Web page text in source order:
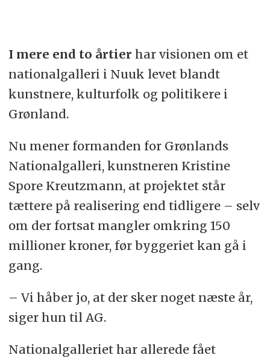
I mere end to årtier har visionen om et
nationalgalleri i Nuuk levet blandt
kunstnere, kulturfolk og politikere i
Grønland.
Nu mener formanden for Grønlands
Nationalgalleri, kunstneren Kristine
Spore Kreutzmann, at projektet står
tættere på realisering end tidligere – selv
om der fortsat mangler omkring 150
millioner kroner, før byggeriet kan gå i
gang.
– Vi håber jo, at der sker noget næste år,
siger hun til AG.
Nationalgalleriet har allerede fået